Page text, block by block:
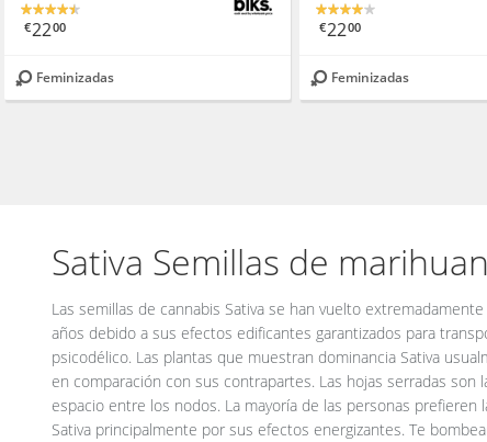
€2200
Feminizadas
€2200
Feminizadas
Sativa Semillas de
Las semillas de cannabis Sativa se han vuelto
años debido a sus efectos edificantes garantizados para
psicodélico. Las plantas que muestran dominancia Sativa
en comparación con sus contrapartes. Las hojas serradas son
espacio entre los nodos. La mayoría de las personas prefieren
Sativa principalmente por sus efectos energizantes. Te
recetas, las variedades Sativa estimularán tus jugos creativos lo
en acción. Las variedades de marihuana Sativa tardan un poco
especies, pero vale la pena al final, especialmente cuando las
brillan como estrellas. En esta lista, presentamos algunas de las
clásicas que han seducido a los usuarios durante mucho tiempo.
y semillas de Sativa regulares. ¡Tú eliges! Algunas de estas